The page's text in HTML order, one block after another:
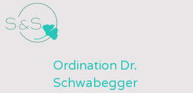
Ordination Dr.
Schwabegger